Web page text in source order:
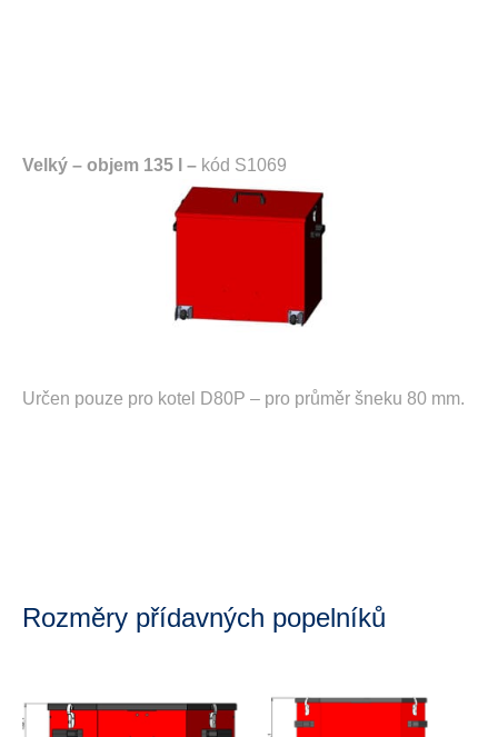
Velký – objem 135 l – kód S1069
Určen pouze pro kotel D80P – pro průměr šneku 80 mm.
Rozměry přídavných popelníků